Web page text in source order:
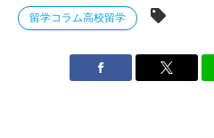
留学コラム高校留学